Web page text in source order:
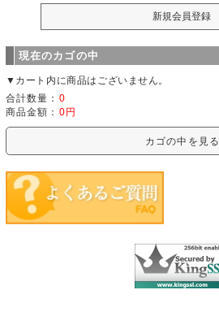
現在のカゴの中
▼カート内に商品はございません。
合計数量： 0
商品金額： 0円
カゴの中を見る